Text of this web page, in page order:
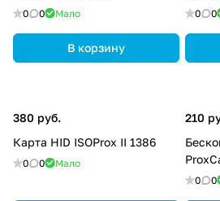
0 0 Мало
В корзину
0 0
380 руб.
Карта HID ISOProx II 1386
0 0 Мало
210
0 0